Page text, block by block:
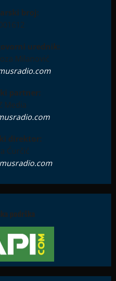
broj:
urednik:
Milanović
partner:
Media
direktor:
Ćurčić
podrška